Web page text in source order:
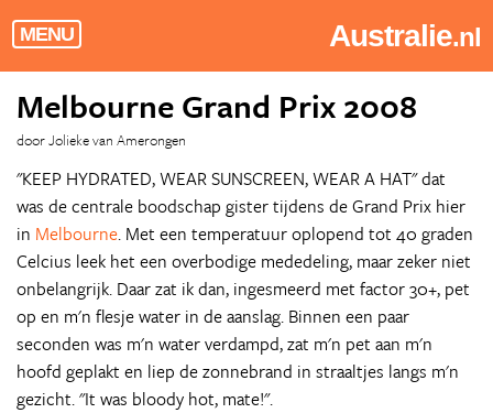
MENU Australie.nl
Melbourne Grand Prix 2008
door Jolieke van Amerongen
"KEEP HYDRATED, WEAR SUNSCREEN, WEAR A HAT" dat
was de centrale boodschap gister tijdens de Grand Prix hier
in Melbourne. Met een temperatuur oplopend tot 40 graden
Celcius leek het een overbodige mededeling, maar zeker niet
onbelangrijk. Daar zat ik dan, ingesmeerd met factor 30+, pet
op en m'n flesje water in de aanslag. Binnen een paar
seconden was m'n water verdampd, zat m'n pet aan m'n
hoofd geplakt en liep de zonnebrand in straaltjes langs m'n
gezicht. "It was bloody hot, mate!".